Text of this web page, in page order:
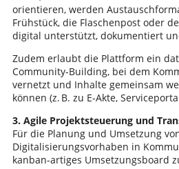
orientieren, werden
Frühstück, die Flaschenpost oder
digital unterstützt, dokumentiert
Zudem erlaubt die Plattform ein
Community-Building, bei dem
vernetzt und Inhalte gemeinsam
können (z. B. zu E-Akte,
3. Agile Projektsteuerung und
Für die Planung und Umsetzung
Digitalisierungsvorhaben in
kanban-artiges Umsetzungsboard